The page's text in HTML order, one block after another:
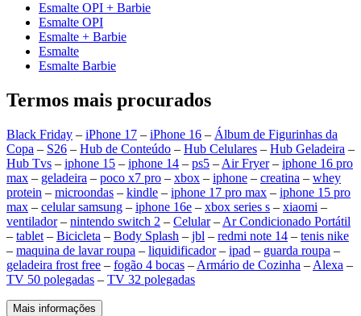
Esmalte OPI + Barbie
Esmalte OPI
Esmalte + Barbie
Esmalte
Esmalte Barbie
Termos mais procurados
Black Friday – iPhone 17 – iPhone 16 – Álbum de Figurinhas da
Copa – S26 – Hub de Conteúdo – Hub Celulares – Hub Geladeira –
Hub Tvs – iphone 15 – iphone 14 – ps5 – Air Fryer– iphone 16 pro
max – geladeira – poco x7 pro – xbox – iphone – creatina – whey
protein – microondas – kindle – iphone 17 pro max – iphone 15 pro
max – celular samsung – iphone 16e – xbox series s – xiaomi –
ventilador– nintendo switch 2 – Celular– Ar Condicionado Portátil
– tablet – Bicicleta – Body Splash – jbl – redmi note 14 – tenis nike
– maquina de lavar roupa – liquidificador– ipad – guarda roupa –
geladeira frost free – fogão 4 bocas – Armário de Cozinha – Alexa –
TV 50 polegadas – TV 32 polegadas
Mais informações